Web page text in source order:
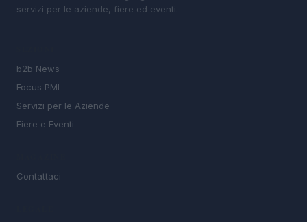
servizi per le aziende, fiere ed eventi.
b2b News
Focus PMI
Servizi per le Aziende
Fiere e Eventi
Contattaci